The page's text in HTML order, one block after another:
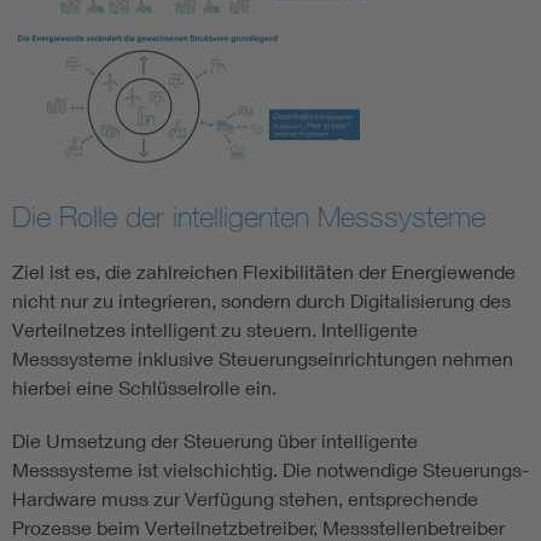
Die Rolle der intelligenten Messsysteme
Ziel ist es, die zahlreichen Flexibilitäten der Energiewende
nicht nur zu integrieren, sondern durch Digitalisierung des
Verteilnetzes intelligent zu steuern. Intelligente
Messsysteme inklusive Steuerungseinrichtungen nehmen
hierbei eine Schlüsselrolle ein.
Die Umsetzung der Steuerung über intelligente
Messsysteme ist vielschichtig. Die notwendige Steuerungs-
Hardware muss zur Verfügung stehen, entsprechende
Prozesse beim Verteilnetzbetreiber, Messstellenbetreiber